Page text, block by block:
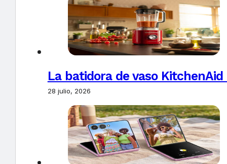
La batidora de vaso
28 julio, 2026